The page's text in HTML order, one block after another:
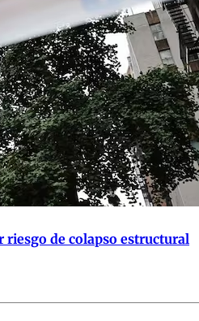
de colapso estructural